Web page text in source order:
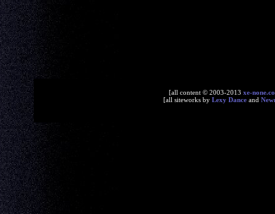
[all content © 2003-2013 xe-
[all siteworks by Lexy Danceand